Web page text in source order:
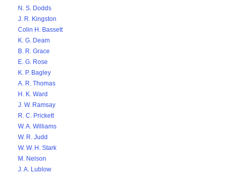
N. S. Dodds
J. R. Kingston
Colin H. Bassett
K. G. Deam
B. R. Grace
E. G. Rose
K. P. Bagley
A. R. Thomas
H. K. Ward
J. W. Ramsay
R. C. Prickett
W. A. Williams
W. R. Judd
W. W. H. Stark
M. Nelson
J. A. Lublow